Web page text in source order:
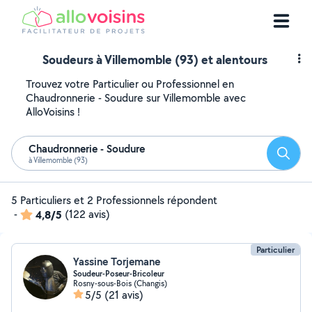
Soudeurs à Villemomble (93) et alentours
Trouvez votre Particulier ou Professionnel en
Chaudronnerie - Soudure sur Villemomble avec
AlloVoisins !
Chaudronnerie - Soudure
à Villemomble (93)
5 Particuliers et 2 Professionnels répondent
-
4,8/5 (122 avis)
Particulier
Yassine Torjemane
Soudeur-Poseur-Bricoleur
Rosny-sous-Bois (Changis)
5/5 (21 avis)